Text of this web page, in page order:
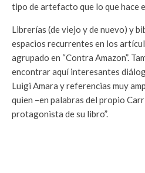
tipo de artefacto que lo que hace
Librerías (de viejo y de nuevo) y
espacios recurrentes en los
agrupado en “Contra Amazon”.
encontrar aquí interesantes
Luigi Amara y referencias muy
quien –en palabras del propio
protagonista de su libro”.